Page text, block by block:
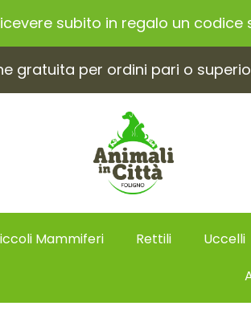
subito in regalo un codice
gratuita per ordini pari o
Mammiferi Rettili Uccelli